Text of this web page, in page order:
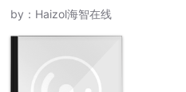
势！
by： Haizol海智在线